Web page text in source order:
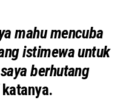
mahu mencuba
istimewa untuk
berhutang